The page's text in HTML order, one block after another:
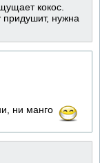
кокос.
придушит, нужна
ни манго